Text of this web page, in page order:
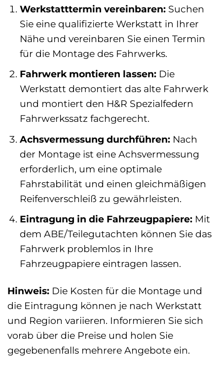
Werkstatttermin vereinbaren:Suchen
Sie eine qualifizierte Werkstatt in Ihrer
Nähe und vereinbaren Sie einen Termin
für die Montage des Fahrwerks.
Fahrwerk montieren lassen:Die
Werkstatt demontiert das alte Fahrwerk
und montiert den H&R Spezialfedern
Fahrwerkssatz fachgerecht.
Achsvermessung durchführen:Nach
der Montage ist eine Achsvermessung
erforderlich, um eine optimale
Fahrstabilität und einen gleichmäßigen
Reifenverschleiß zu gewährleisten.
Eintragung in die Fahrzeugpapiere:Mit
dem ABE/Teilegutachten können Sie das
Fahrwerk problemlos in Ihre
Fahrzeugpapiere eintragen lassen.
Hinweis: Die Kosten für die Montage und
die Eintragung können je nach Werkstatt
und Region variieren. Informieren Sie sich
vorab über die Preise und holen Sie
gegebenenfalls mehrere Angebote ein.